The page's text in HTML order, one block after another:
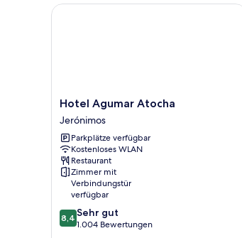
1
Hotel
Agumar
Atocha
Jerónimos
Hotel Agumar Atocha
Jerónimos
Parkplätze verfügbar
Kostenloses WLAN
Restaurant
Zimmer mit
Verbindungstür
verfügbar
8.4
von
8,4 Sehr gut
1.004 Bewertungen
Hotel Agumar Atocha